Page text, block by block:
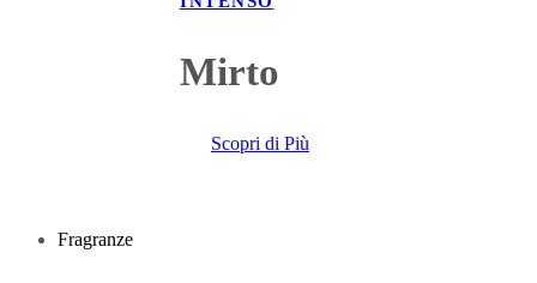
Mirto
Scopri di Più
Fragranze